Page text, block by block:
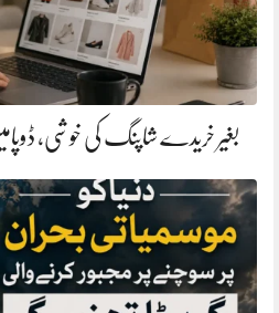
بغیر خریدے شاپنگ کی خوشی،